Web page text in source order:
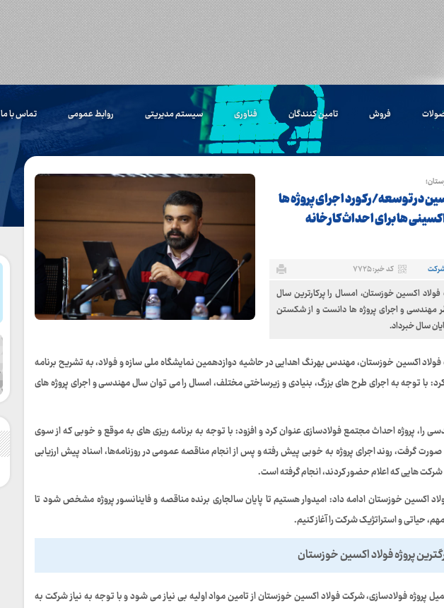
فروش تامین کنندگان فناوری سیستم مدیریتی روابط عمومی تماس با ما
اکسین در توسعه/رکورد اجرای پروژه ها
ها برای احداث کارخانه
کد خبر: ۷۷۲۵
اکسین خوزستان، امسال را پرکارترین سال
مهندسی و اجرای پروژه ها دانست و از شکستن
سال خبرداد.
اکسین خوزستان، مهندس بهرنگ اهدایی در حاشیه دوازدهمین نمایشگاه ملی سازه و فولاد، به تشریح برنامه
با توجه به اجرای طرح های بزرگ، بنیادی و زیرساختی مختلف، امسال را می توان سال مهندسی و اجرای پروژه های
را، پروژه احداث مجتمع فولادسازی عنوان کرد و افزود: با توجه به برنامه ریزی های به موقع و خوبی که از سوی
گرفت، روند اجرای پروژه به خوبی پیش رفته و پس از انجام مناقصه عمومی در روزنامه‌ها، اسناد پیش ارزیابی
هایی که اعلام حضور کردند، انجام گرفته است.
اکسین خوزستان ادامه داد: امیدوار هستیم تا پایان سالجاری برنده مناقصه و فاینانسور پروژه مشخص شود تا
حیاتی و استراتژیک شرکت را آغاز کنیم.
پروژه فولاد اکسین خوزستان
پروژه فولادسازی، شرکت فولاد اکسین خوزستان از تامین مواد اولیه بی نیاز می شود و با توجه به نیاز شرکت به